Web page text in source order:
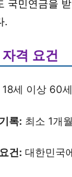
국민연금을
.
격 요건
18세 이상 60
록: 최소 1개
건: 대한민국